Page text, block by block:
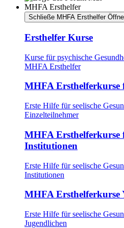
MHFA Ersthelfer
Schließe MHFA Ersthelfer
Ersthelfer Kurse
Kurse für psychische
MHFA Ersthelfer
MHFA Ersthelferkurse
Erste Hilfe für seelische
Einzelteilnehmer
MHFA
Institutionen
Erste Hilfe für seelische
Institutionen
MHFA Ersthelferkurse
Erste Hilfe für seelische
Jugendlichen